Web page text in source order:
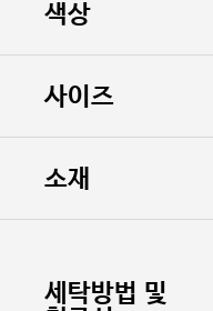
색상
사이즈
소재
세탁방법 및